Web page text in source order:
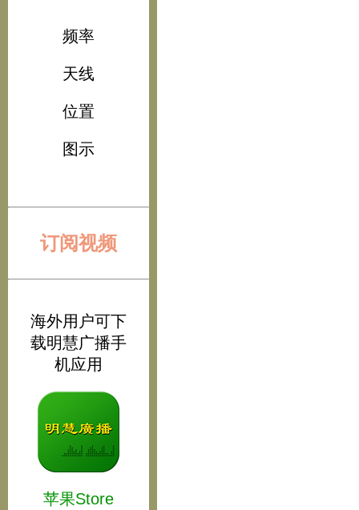
频率
天线
位置
图示
订阅视频
海外用户可下
载明慧广播手
机应用
苹果Store